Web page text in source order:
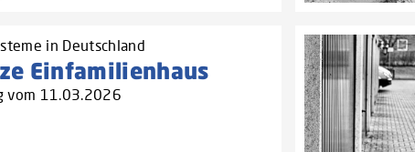
in Deutschland
Einfamilienhaus
vom 11.03.2026